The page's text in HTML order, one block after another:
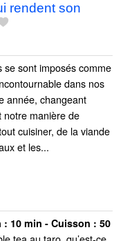
rendent son
se sont imposés comme
dans nos
année, changeant
notre manière de
cuisiner, de la viande
et les...
: 10 min - Cuisson : 50